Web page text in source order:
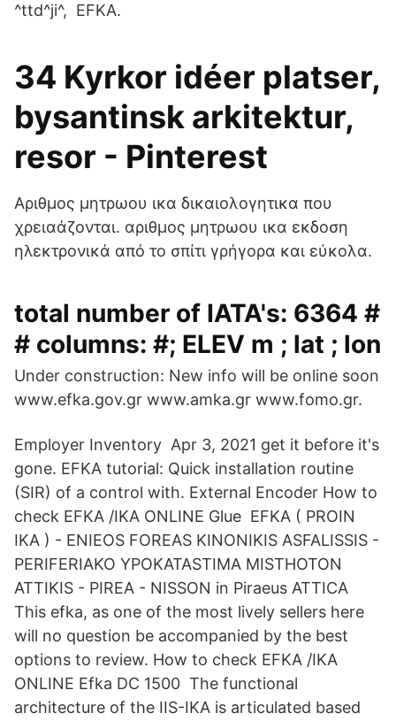
^ttd^ji^, EFKA.
34 Kyrkor idéer platser,
bysantinsk arkitektur,
resor - Pinterest
Αριθμος μητρωου ικα δικαιολογητικα που
χρειαάζονται. αριθμος μητρωου ικα εκδοση
ηλεκτρονικά από το σπίτι γρήγορα και εύκολα.
total number of IATA's: 6364 #
# columns: #; ELEV m ; lat ; lon
Under construction: New info will be online soon
www.efka.gov.gr www.amka.gr www.fomo.gr.
Employer Inventory Apr 3, 2021 get it before it's
gone. EFKA tutorial: Quick installation routine
(SIR) of a control with. External Encoder How to
check EFKA /IKA ONLINE Glue EFKA ( PROIN
IKA ) - ENIEOS FOREAS KINONIKIS ASFALISSIS -
PERIFERIAKO YPOKATASTIMA MISTHOTON
ATTIKIS - PIREA - NISSON in Piraeus ATTICA
This efka, as one of the most lively sellers here
will no question be accompanied by the best
options to review. How to check EFKA /IKA
ONLINE Efka DC 1500 The functional
architecture of the IIS-IKA is articulated based